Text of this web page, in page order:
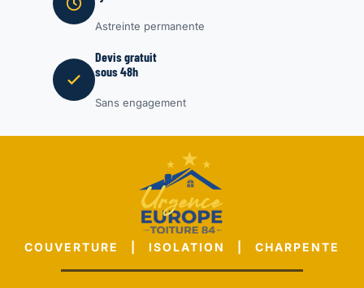
Astreinte permanente
Devis gratuit
sous 48h
Sans engagement
COUVERTURE | ISOLATION | CHARPENTE